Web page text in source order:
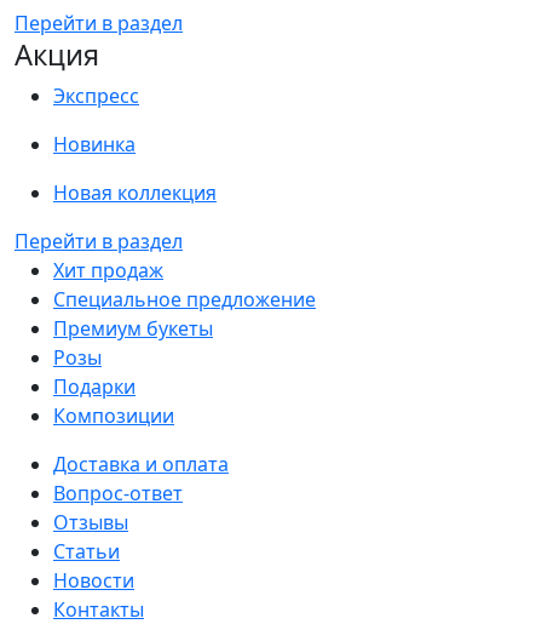
Перейти в раздел
Акция
Экспресс
Новинка
Новая коллекция
Перейти в раздел
Хит продаж
Специальное предложение
Премиум букеты
Розы
Подарки
Композиции
Доставка и оплата
Вопрос-ответ
Отзывы
Статьи
Новости
Контакты